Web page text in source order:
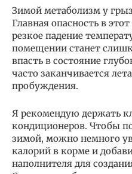
Зимой метаболизм у
Главная опасность в
резкое падение
помещении станет
впасть в состояние
часто заканчивается
пробуждения.
Я рекомендую держать
кондиционеров. Чтобы
зимой, можно немного
калорий в корме и
наполнителя для